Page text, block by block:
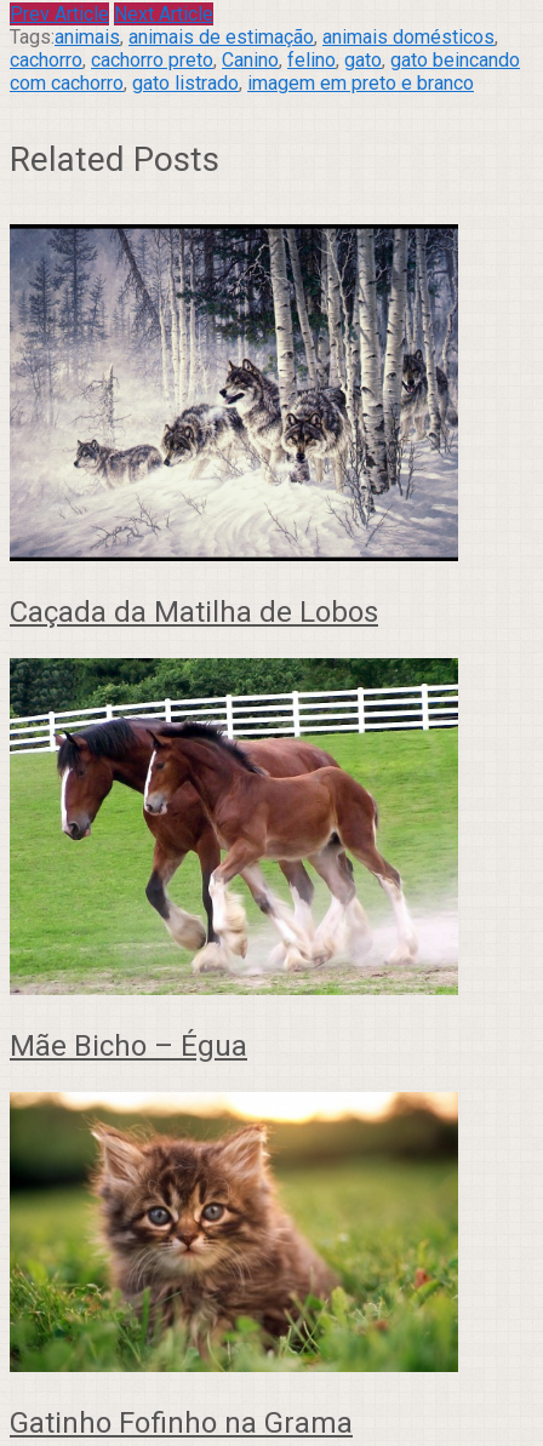
Prev Article Next Article
Tags:animais, animais de estimação, animais domésticos,
cachorro, cachorro preto, Canino, felino, gato, gato beincando
com cachorro, gato listrado, imagem em preto e branco
Related Posts
Caçada da Matilha de Lobos
Mãe Bicho – Égua
Gatinho Fofinho na Grama